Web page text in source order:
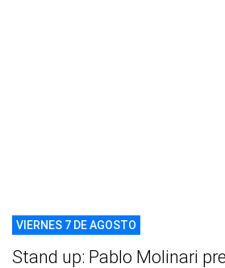
VIERNES 7 DE AGOSTO
Stand up: Pablo Molinari